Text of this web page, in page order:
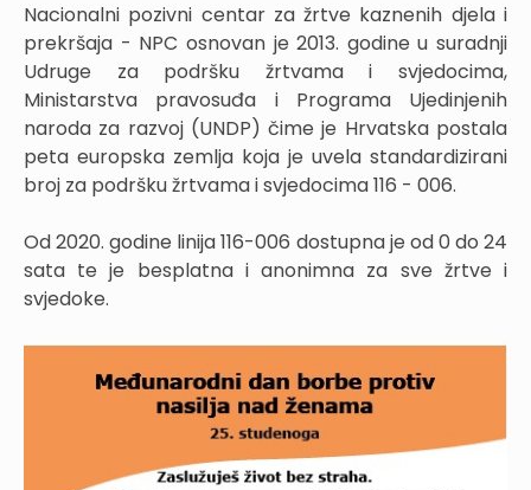
Nacionalni pozivni centar za žrtve kaznenih djela i
prekršaja - NPC osnovan je 2013. godine u suradnji
Udruge za podršku žrtvama i svjedocima,
Ministarstva pravosuđa i Programa Ujedinjenih
naroda za razvoj (UNDP) čime je Hrvatska postala
peta europska zemlja koja je uvela standardizirani
broj za podršku žrtvama i svjedocima 116 - 006.
Od 2020. godine linija 116-006 dostupna je od 0 do 24
sata te je besplatna i anonimna za sve žrtve i
svjedoke.